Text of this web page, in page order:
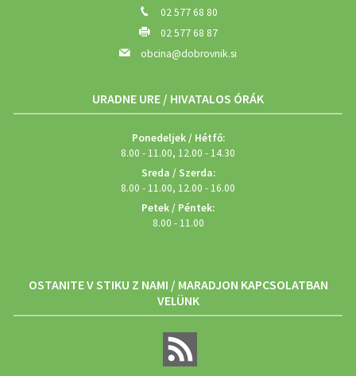
02 577 68 80
02 577 68 87
obcina@dobrovnik.si
URADNE URE / HIVATALOS ÓRÁK
Ponedeljek / Hétfő:
8.00 - 11.00, 12.00 - 14.30
Sreda / Szerda:
8.00 - 11.00, 12.00 - 16.00
Petek / Péntek:
8.00 - 11.00
OSTANITE V STIKU Z NAMI / MARADJON KAPCSOLATBAN
VELÜNK